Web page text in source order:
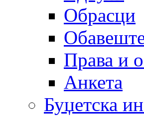
Обрасци
Права и
Анкета
Буџетска